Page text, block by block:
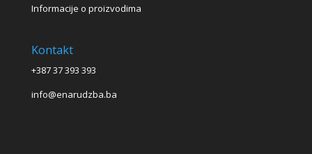
Informacije o proizvodima
Kontakt
+387 37 393 393
info@enarudzba.ba